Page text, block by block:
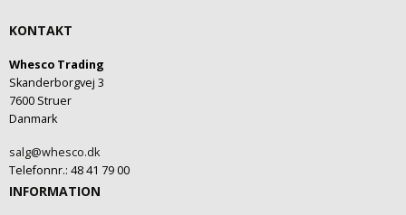
KONTAKT
Whesco Trading
Skanderborgvej 3
7600 Struer
Danmark
salg@whesco.dk
Telefonnr.: 48 41 79 00
INFORMATION